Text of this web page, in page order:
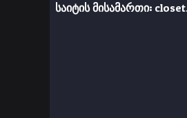
საიტის მისამართი: